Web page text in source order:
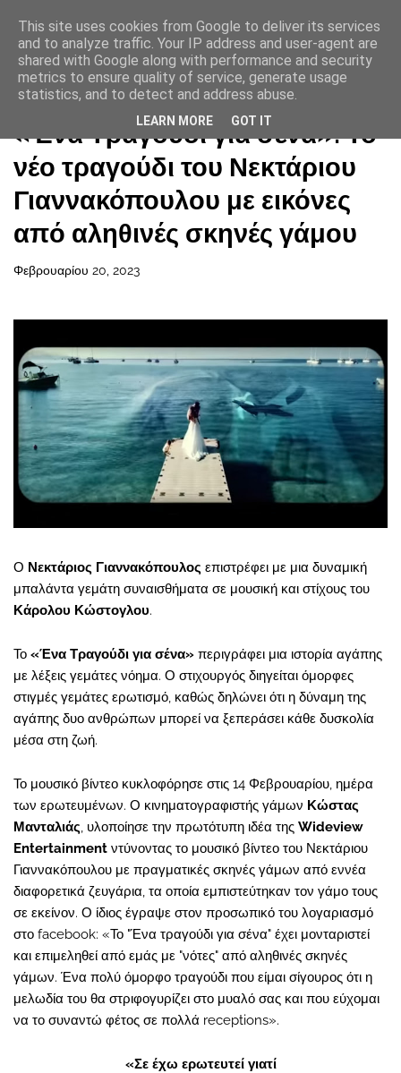
Αρχική σελίδα
«Ένα Τραγούδι για σένα»: Το
νέο τραγούδι του Νεκτάριου
Γιαννακόπουλου με εικόνες
από αληθινές σκηνές γάμου
Φεβρουαρίου 20, 2023
Ο Νεκτάριος Γιαννακόπουλος επιστρέφει με μια δυναμική
μπαλάντα γεμάτη συναισθήματα σε μουσική και στίχους του
Κάρολου Κώστογλου.
Το «Ένα Τραγούδι για σένα» περιγράφει μια ιστορία αγάπης
με λέξεις γεμάτες νόημα. Ο στιχουργός διηγείται όμορφες
στιγμές γεμάτες ερωτισμό, καθώς δηλώνει ότι η δύναμη της
αγάπης δυο ανθρώπων μπορεί να ξεπεράσει κάθε δυσκολία
μέσα στη ζωή.
Το μουσικό βίντεο κυκλοφόρησε στις 14 Φεβρουαρίου, ημέρα
των ερωτευμένων. Ο κινηματογραφιστής γάμων Κώστας
Μανταλιάς, υλοποίησε την πρωτότυπη ιδέα της Wideview
Entertainment ντύνοντας το μουσικό βίντεο του Νεκτάριου
Γιαννακόπουλου με πραγματικές σκηνές γάμων από εννέα
διαφορετικά ζευγάρια, τα οποία εμπιστεύτηκαν τον γάμο τους
σε εκείνον. Ο ίδιος έγραψε στον προσωπικό του λογαριασμό
στο facebook: «Το "Ένα τραγούδι για σένα" έχει μονταριστεί
και επιμεληθεί από εμάς με "νότες" από αληθινές σκηνές
γάμων. Ένα πολύ όμορφο τραγούδι που είμαι σίγουρος ότι η
μελωδία του θα στριφογυρίζει στο μυαλό σας και που εύχομαι
να το συναντώ φέτος σε πολλά receptions».
«Σε έχω ερωτευτεί γιατί
This site uses cookies from Google to deliver its services
and to analyze traffic. Your IP address and user-agent are
shared with Google along with performance and security
metrics to ensure quality of service, generate usage
statistics, and to detect and address abuse.
LEARN MORE GOT IT